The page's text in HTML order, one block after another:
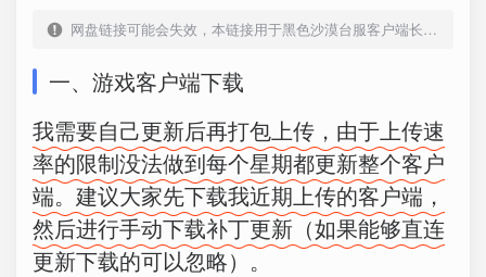
网盘链接可能会失效，本链接用于黑色沙漠台服客户端长期更新，请收藏
一、游戏客户端下载
我需要自己更新后再打包上传，由于上传速
率的限制没法做到每个星期都更新整个客户
端。建议大家先下载我近期上传的客户端，
然后进行手动下载补丁更新（如果能够直连
更新下载的可以忽略）。